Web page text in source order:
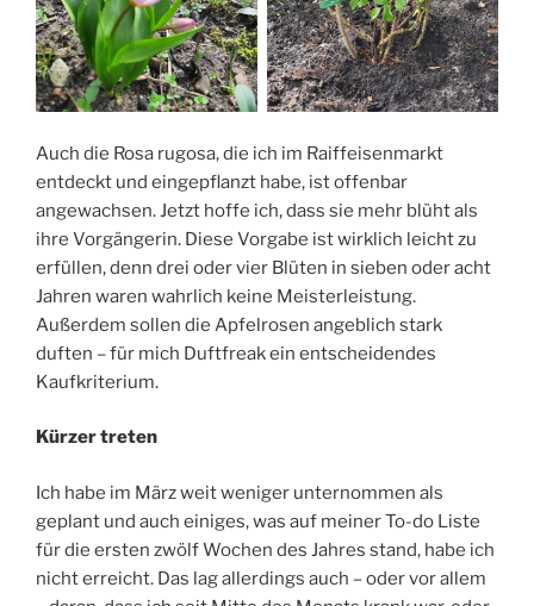
Auch die Rosa rugosa, die ich im Raiffeisenmarkt
entdeckt und eingepflanzt habe, ist offenbar
angewachsen. Jetzt hoffe ich, dass sie mehr blüht als
ihre Vorgängerin. Diese Vorgabe ist wirklich leicht zu
erfüllen, denn drei oder vier Blüten in sieben oder acht
Jahren waren wahrlich keine Meisterleistung.
Außerdem sollen die Apfelrosen angeblich stark
duften – für mich Duftfreak ein entscheidendes
Kaufkriterium.
Kürzer treten
Ich habe im März weit weniger unternommen als
geplant und auch einiges, was auf meiner To-do Liste
für die ersten zwölf Wochen des Jahres stand, habe ich
nicht erreicht. Das lag allerdings auch – oder vor allem